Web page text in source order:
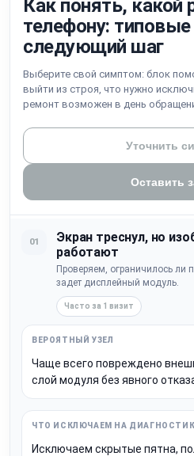
Как понять, какой
телефону:
следующий шаг
Выберите свой симптом: блок
выйти из строя, что нужно
ремонт возможен в день
Уточнить
Оставить
01
Экран треснул, но
работают
Проверяем, ограничилось ли
задет дисплейный модуль.
Часто за 1 визит
Чаще всего повреждено
слой модуля без явного
Исключаем скрытые пятна,